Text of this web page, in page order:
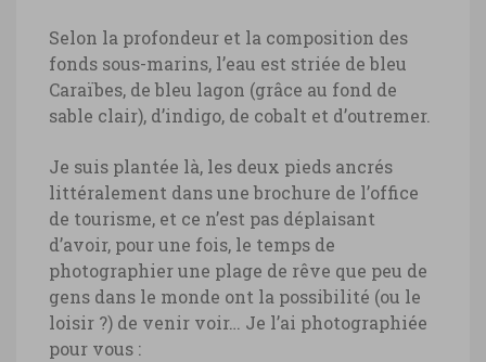
Selon la profondeur et la composition des
fonds sous-marins, l’eau est striée de bleu
Caraïbes, de bleu lagon (grâce au fond de
sable clair), d’indigo, de cobalt et d’outremer.
Je suis plantée là, les deux pieds ancrés
littéralement dans une brochure de l’office
de tourisme, et ce n’est pas déplaisant
d’avoir, pour une fois, le temps de
photographier une plage de rêve que peu de
gens dans le monde ont la possibilité (ou le
loisir ?) de venir voir… Je l’ai photographiée
pour vous :